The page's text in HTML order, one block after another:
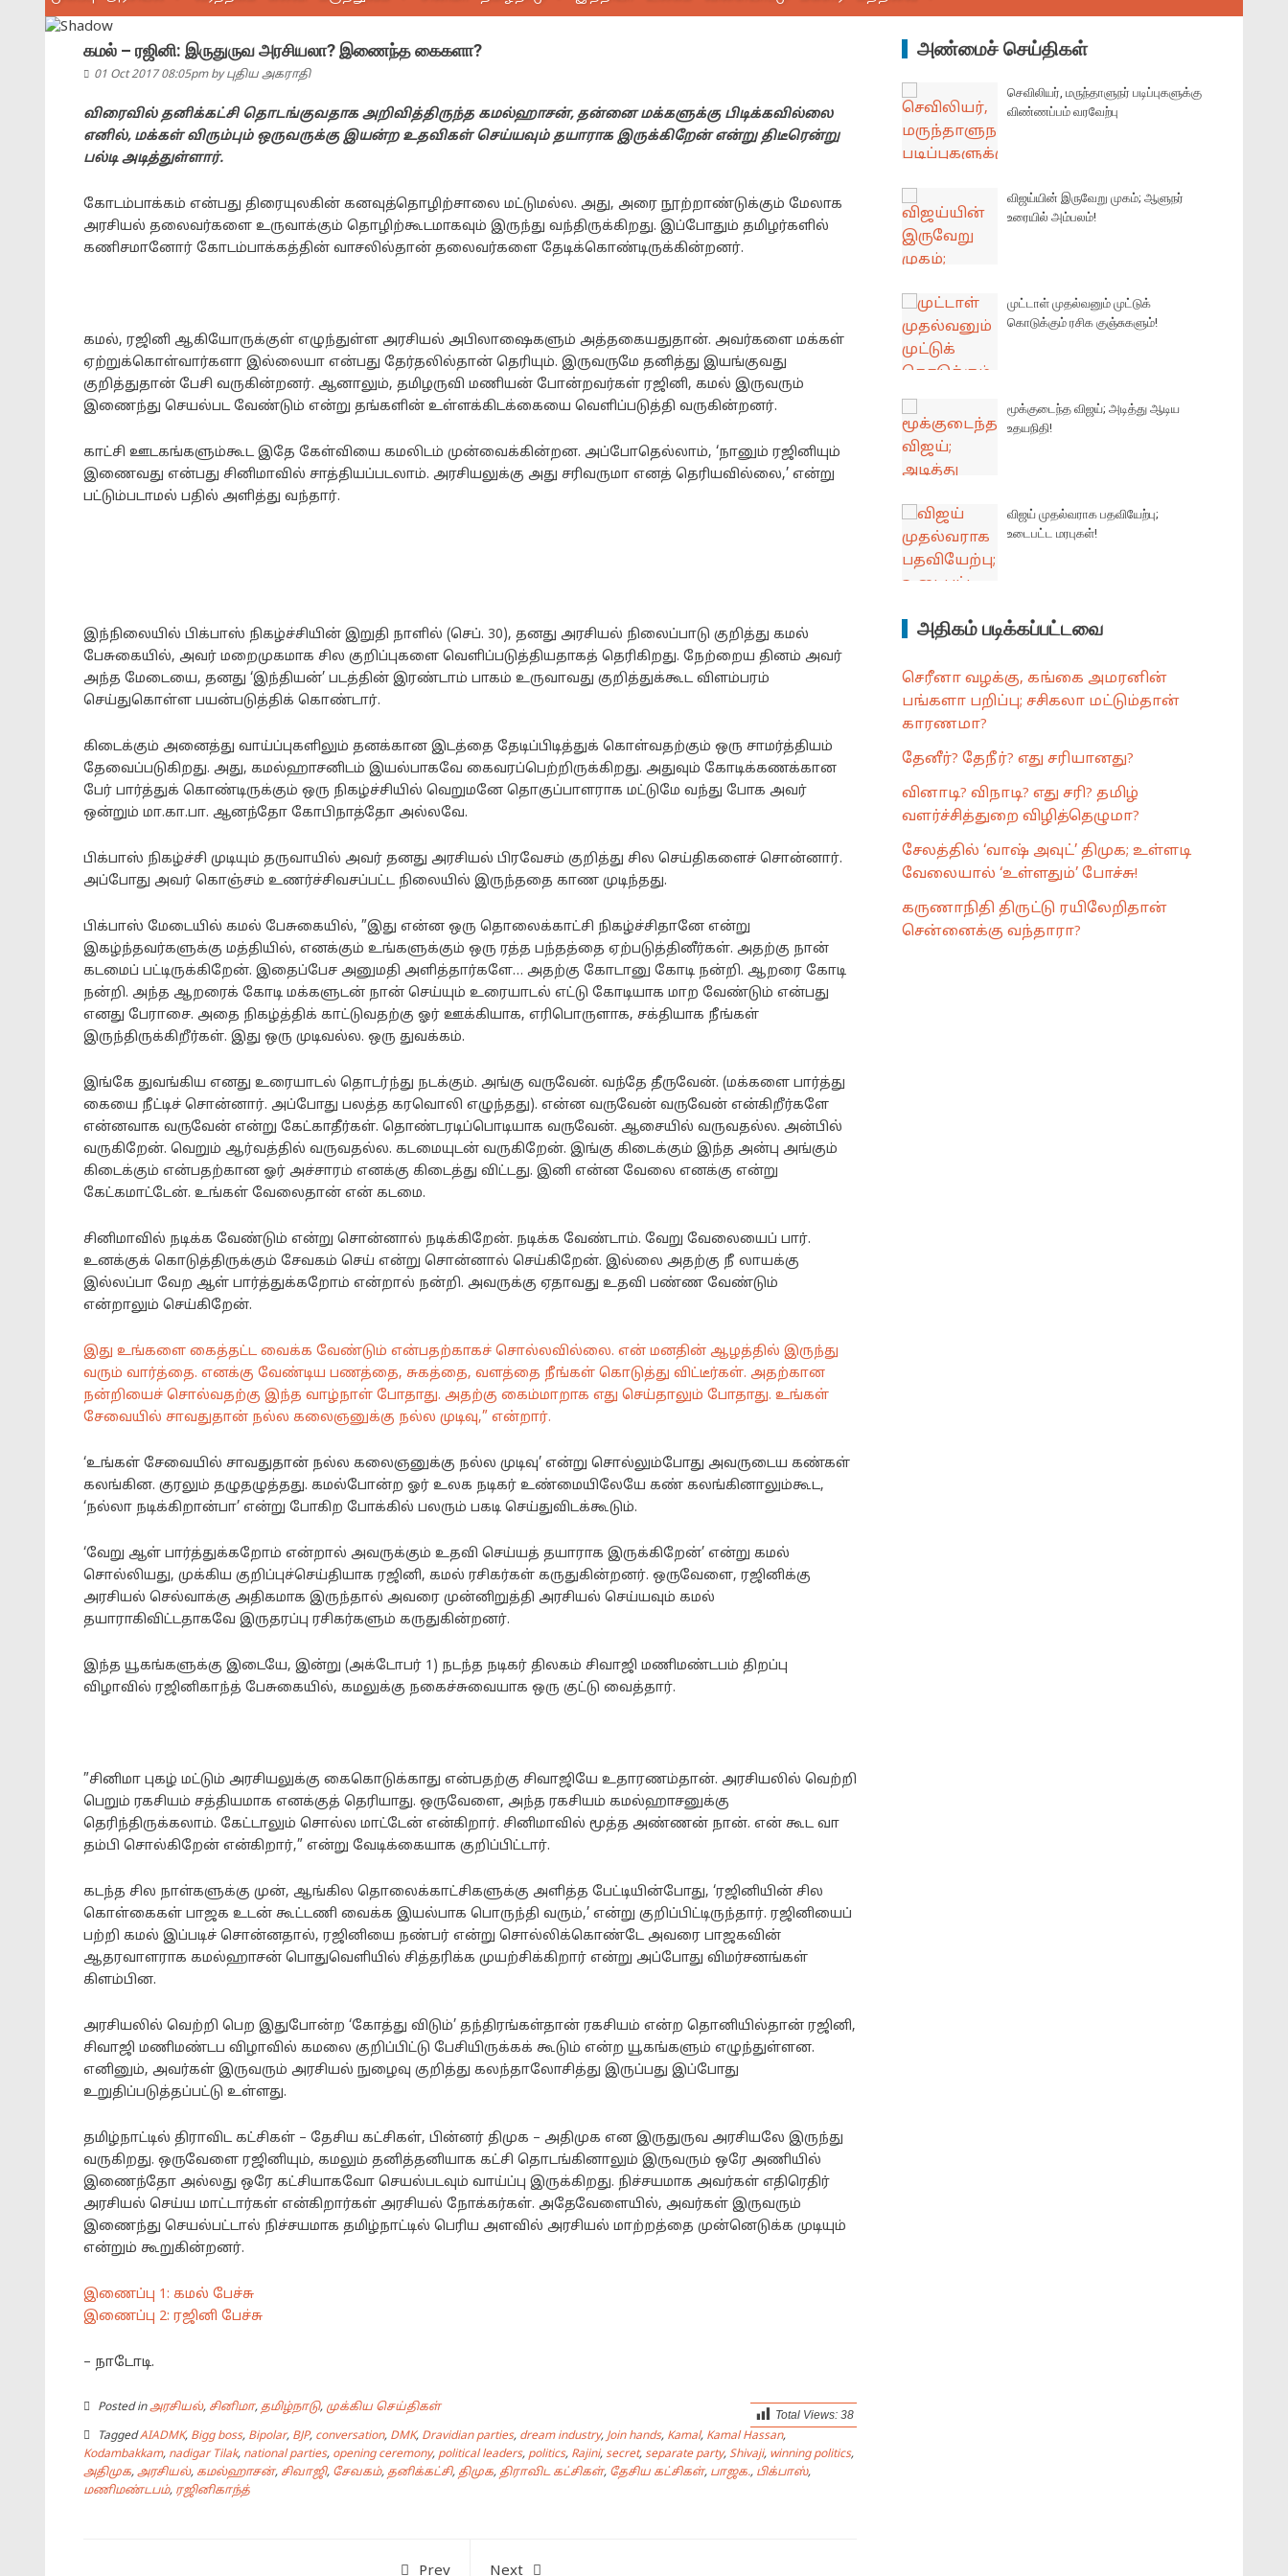
கமல் – ரஜினி: இருதுருவ அரசியலா? இணைந்த கைகளா?
01 Oct 2017 08:05pm byபுதிய அகராதி
விரைவில் தனிக்கட்சி தொடங்குவதாக அறிவித்திருந்த கமல்ஹாசன், தன்னை மக்களுக்கு பிடிக்கவில்லை
எனில், மக்கள் விரும்பும் ஒருவருக்கு இயன்ற உதவிகள் செய்யவும் தயாராக இருக்கிறேன் என்று திடீரென்று
பல்டி அடித்துள்ளார்.
கோடம்பாக்கம் என்பது திரையுலகின் கனவுத்தொழிற்சாலை மட்டுமல்ல. அது, அரை நூற்றாண்டுக்கும் மேலாக
அரசியல் தலைவர்களை உருவாக்கும் தொழிற்கூடமாகவும் இருந்து வந்திருக்கிறது. இப்போதும் தமிழர்களில்
கணிசமானோர் கோடம்பாக்கத்தின் வாசலில்தான் தலைவர்களை தேடிக்கொண்டிருக்கின்றனர்.
கமல், ரஜினி ஆகியோருக்குள் எழுந்துள்ள அரசியல் அபிலாஷைகளும் அத்தகையதுதான். அவர்களை மக்கள்
ஏற்றுக்கொள்வார்களா இல்லையா என்பது தேர்தலில்தான் தெரியும். இருவருமே தனித்து இயங்குவது
குறித்துதான் பேசி வருகின்றனர். ஆனாலும், தமிழருவி மணியன் போன்றவர்கள் ரஜினி, கமல் இருவரும்
இணைந்து செயல்பட வேண்டும் என்று தங்களின் உள்ளக்கிடக்கையை வெளிப்படுத்தி வருகின்றனர்.
காட்சி ஊடகங்களும்கூட இதே கேள்வியை கமலிடம் முன்வைக்கின்றன. அப்போதெல்லாம், ‘நானும் ரஜினியும்
இணைவது என்பது சினிமாவில் சாத்தியப்படலாம். அரசியலுக்கு அது சரிவருமா எனத் தெரியவில்லை,’ என்று
பட்டும்படாமல் பதில் அளித்து வந்தார்.
இந்நிலையில் பிக்பாஸ் நிகழ்ச்சியின் இறுதி நாளில் (செப். 30), தனது அரசியல் நிலைப்பாடு குறித்து கமல்
பேசுகையில், அவர் மறைமுகமாக சில குறிப்புகளை வெளிப்படுத்தியதாகத் தெரிகிறது. நேற்றைய தினம் அவர்
அந்த மேடையை, தனது ‘இந்தியன்’ படத்தின் இரண்டாம் பாகம் உருவாவது குறித்துக்கூட விளம்பரம்
செய்துகொள்ள பயன்படுத்திக் கொண்டார்.
கிடைக்கும் அனைத்து வாய்ப்புகளிலும் தனக்கான இடத்தை தேடிப்பிடித்துக் கொள்வதற்கும் ஒரு சாமர்த்தியம்
தேவைப்படுகிறது. அது, கமல்ஹாசனிடம் இயல்பாகவே கைவரப்பெற்றிருக்கிறது. அதுவும் கோடிக்கணக்கான
பேர் பார்த்துக் கொண்டிருக்கும் ஒரு நிகழ்ச்சியில் வெறுமனே தொகுப்பாளராக மட்டுமே வந்து போக அவர்
ஒன்றும் மா.கா.பா. ஆனந்தோ கோபிநாத்தோ அல்லவே.
பிக்பாஸ் நிகழ்ச்சி முடியும் தருவாயில் அவர் தனது அரசியல் பிரவேசம் குறித்து சில செய்திகளைச் சொன்னார்.
அப்போது அவர் கொஞ்சம் உணர்ச்சிவசப்பட்ட நிலையில் இருந்ததை காண முடிந்தது.
பிக்பாஸ் மேடையில் கமல் பேசுகையில், ”இது என்ன ஒரு தொலைக்காட்சி நிகழ்ச்சிதானே என்று
இகழ்ந்தவர்களுக்கு மத்தியில், எனக்கும் உங்களுக்கும் ஒரு ரத்த பந்தத்தை ஏற்படுத்தினீர்கள். அதற்கு நான்
கடமைப் பட்டிருக்கிறேன். இதைப்பேச அனுமதி அளித்தார்களே… அதற்கு கோடானு கோடி நன்றி. ஆறரை கோடி
நன்றி. அந்த ஆறரைக் கோடி மக்களுடன் நான் செய்யும் உரையாடல் எட்டு கோடியாக மாற வேண்டும் என்பது
எனது பேராசை. அதை நிகழ்த்திக் காட்டுவதற்கு ஓர் ஊக்கியாக, எரிபொருளாக, சக்தியாக நீங்கள்
இருந்திருக்கிறீர்கள். இது ஒரு முடிவல்ல. ஒரு துவக்கம்.
இங்கே துவங்கிய எனது உரையாடல் தொடர்ந்து நடக்கும். அங்கு வருவேன். வந்தே தீருவேன். (மக்களை பார்த்து
கையை நீட்டிச் சொன்னார். அப்போது பலத்த கரவொலி எழுந்தது). என்ன வருவேன் வருவேன் என்கிறீர்களே
என்னவாக வருவேன் என்று கேட்காதீர்கள். தொண்டரடிப்பொடியாக வருவேன். ஆசையில் வருவதல்ல. அன்பில்
வருகிறேன். வெறும் ஆர்வத்தில் வருவதல்ல. கடமையுடன் வருகிறேன். இங்கு கிடைக்கும் இந்த அன்பு அங்கும்
கிடைக்கும் என்பதற்கான ஓர் அச்சாரம் எனக்கு கிடைத்து விட்டது. இனி என்ன வேலை எனக்கு என்று
கேட்கமாட்டேன். உங்கள் வேலைதான் என் கடமை.
சினிமாவில் நடிக்க வேண்டும் என்று சொன்னால் நடிக்கிறேன். நடிக்க வேண்டாம். வேறு வேலையைப் பார்.
உனக்குக் கொடுத்திருக்கும் சேவகம் செய் என்று சொன்னால் செய்கிறேன். இல்லை அதற்கு நீ லாயக்கு
இல்லப்பா வேற ஆள் பார்த்துக்கறோம் என்றால் நன்றி. அவருக்கு ஏதாவது உதவி பண்ண வேண்டும்
என்றாலும் செய்கிறேன்.
இது உங்களை கைத்தட்ட வைக்க வேண்டும் என்பதற்காகச் சொல்லவில்லை. என் மனதின் ஆழத்தில் இருந்து
வரும் வார்த்தை. எனக்கு வேண்டிய பணத்தை, சுகத்தை, வளத்தை நீங்கள் கொடுத்து விட்டீர்கள். அதற்கான
நன்றியைச் சொல்வதற்கு இந்த வாழ்நாள் போதாது. அதற்கு கைம்மாறாக எது செய்தாலும் போதாது. உங்கள்
சேவையில் சாவதுதான் நல்ல கலைஞனுக்கு நல்ல முடிவு,” என்றார்.
‘உங்கள் சேவையில் சாவதுதான் நல்ல கலைஞனுக்கு நல்ல முடிவு’ என்று சொல்லும்போது அவருடைய கண்கள்
கலங்கின. குரலும் தழுதழுத்தது. கமல்போன்ற ஓர் உலக நடிகர் உண்மையிலேயே கண் கலங்கினாலும்கூட,
‘நல்லா நடிக்கிறான்பா’ என்று போகிற போக்கில் பலரும் பகடி செய்துவிடக்கூடும்.
‘வேறு ஆள் பார்த்துக்கறோம் என்றால் அவருக்கும் உதவி செய்யத் தயாராக இருக்கிறேன்’ என்று கமல்
சொல்லியது, முக்கிய குறிப்புச்செய்தியாக ரஜினி, கமல் ரசிகர்கள் கருதுகின்றனர். ஒருவேளை, ரஜினிக்கு
அரசியல் செல்வாக்கு அதிகமாக இருந்தால் அவரை முன்னிறுத்தி அரசியல் செய்யவும் கமல்
தயாராகிவிட்டதாகவே இருதரப்பு ரசிகர்களும் கருதுகின்றனர்.
இந்த யூகங்களுக்கு இடையே, இன்று (அக்டோபர் 1) நடந்த நடிகர் திலகம் சிவாஜி மணிமண்டபம் திறப்பு
விழாவில் ரஜினிகாந்த் பேசுகையில், கமலுக்கு நகைச்சுவையாக ஒரு குட்டு வைத்தார்.
”சினிமா புகழ் மட்டும் அரசியலுக்கு கைகொடுக்காது என்பதற்கு சிவாஜியே உதாரணம்தான். அரசியலில் வெற்றி
பெறும் ரகசியம் சத்தியமாக எனக்குத் தெரியாது. ஒருவேளை, அந்த ரகசியம் கமல்ஹாசனுக்கு
தெரிந்திருக்கலாம். கேட்டாலும் சொல்ல மாட்டேன் என்கிறார். சினிமாவில் மூத்த அண்ணன் நான். என் கூட வா
தம்பி சொல்கிறேன் என்கிறார்,” என்று வேடிக்கையாக குறிப்பிட்டார்.
கடந்த சில நாள்களுக்கு முன், ஆங்கில தொலைக்காட்சிகளுக்கு அளித்த பேட்டியின்போது, ‘ரஜினியின் சில
கொள்கைகள் பாஜக உடன் கூட்டணி வைக்க இயல்பாக பொருந்தி வரும்,’ என்று குறிப்பிட்டிருந்தார். ரஜினியைப்
பற்றி கமல் இப்படிச் சொன்னதால், ரஜினியை நண்பர் என்று சொல்லிக்கொண்டே அவரை பாஜகவின்
ஆதரவாளராக கமல்ஹாசன் பொதுவெளியில் சித்தரிக்க முயற்சிக்கிறார் என்று அப்போது விமர்சனங்கள்
கிளம்பின.
அரசியலில் வெற்றி பெற இதுபோன்ற ‘கோத்து விடும்’ தந்திரங்கள்தான் ரகசியம் என்ற தொனியில்தான் ரஜினி,
சிவாஜி மணிமண்டப விழாவில் கமலை குறிப்பிட்டு பேசியிருக்கக் கூடும் என்ற யூகங்களும் எழுந்துள்ளன.
எனினும், அவர்கள் இருவரும் அரசியல் நுழைவு குறித்து கலந்தாலோசித்து இருப்பது இப்போது
உறுதிப்படுத்தப்பட்டு உள்ளது.
தமிழ்நாட்டில் திராவிட கட்சிகள் – தேசிய கட்சிகள், பின்னர் திமுக – அதிமுக என இருதுருவ அரசியலே இருந்து
வருகிறது. ஒருவேளை ரஜினியும், கமலும் தனித்தனியாக கட்சி தொடங்கினாலும் இருவரும் ஒரே அணியில்
இணைந்தோ அல்லது ஒரே கட்சியாகவோ செயல்படவும் வாய்ப்பு இருக்கிறது. நிச்சயமாக அவர்கள் எதிரெதிர்
அரசியல் செய்ய மாட்டார்கள் என்கிறார்கள் அரசியல் நோக்கர்கள். அதேவேளையில், அவர்கள் இருவரும்
இணைந்து செயல்பட்டால் நிச்சயமாக தமிழ்நாட்டில் பெரிய அளவில் அரசியல் மாற்றத்தை முன்னெடுக்க முடியும்
என்றும் கூறுகின்றனர்.
இணைப்பு 1: கமல் பேச்சு
இணைப்பு 2: ரஜினி பேச்சு
– நாடோடி.
Total Views: 38
Posted inஅரசியல், சினிமா, தமிழ்நாடு, முக்கிய செய்திகள்
TaggedAIADMK, Bigg boss, Bipolar, BJP, conversation, DMK, Dravidian parties, dream industry, Join hands, Kamal, Kamal Hassan,
Kodambakkam, nadigar Tilak, national parties, opening ceremony, political leaders, politics, Rajini, secret, separate party, Shivaji, winning politics,
அதிமுக, அரசியல், கமல்ஹாசன், சிவாஜி, சேவகம், தனிக்கட்சி, திமுக, திராவிட கட்சிகள், தேசிய கட்சிகள், பாஜக., பிக்பாஸ்,
மணிமண்டபம், ரஜினிகாந்த்
Prev Next
அண்மைச் செய்திகள்
செவிலியர், மருந்தாளுநர் படிப்புகளுக்கு
விண்ணப்பம் வரவேற்பு
விஜய்யின் இருவேறு முகம்; ஆளுநர்
உரையில் அம்பலம்!
முட்டாள் முதல்வனும் முட்டுக்
கொடுக்கும் ரசிக குஞ்சுகளும்!
மூக்குடைந்த விஜய்; அடித்து ஆடிய
உதயநிதி!
விஜய் முதல்வராக பதவியேற்பு;
உடைபட்ட மரபுகள்!
அதிகம் படிக்கப்பட்டவை
செரீனா வழக்கு, கங்கை அமரனின்
பங்களா பறிப்பு; சசிகலா மட்டும்தான்
காரணமா?
தேனீர்? தேநீர்? எது சரியானது?
வினாடி? விநாடி? எது சரி? தமிழ்
வளர்ச்சித்துறை விழித்தெழுமா?
சேலத்தில் ‘வாஷ் அவுட்’ திமுக; உள்ளடி
வேலையால் ‘உள்ளதும்’ போச்சு!
கருணாநிதி திருட்டு ரயிலேறிதான்
சென்னைக்கு வந்தாரா?